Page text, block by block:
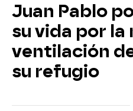
Juan Pablo
su vida por la
ventilación
su refugio